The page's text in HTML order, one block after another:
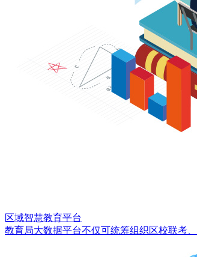
区域智慧教育平台
教育局大数据平台不仅可统筹组织区校联考